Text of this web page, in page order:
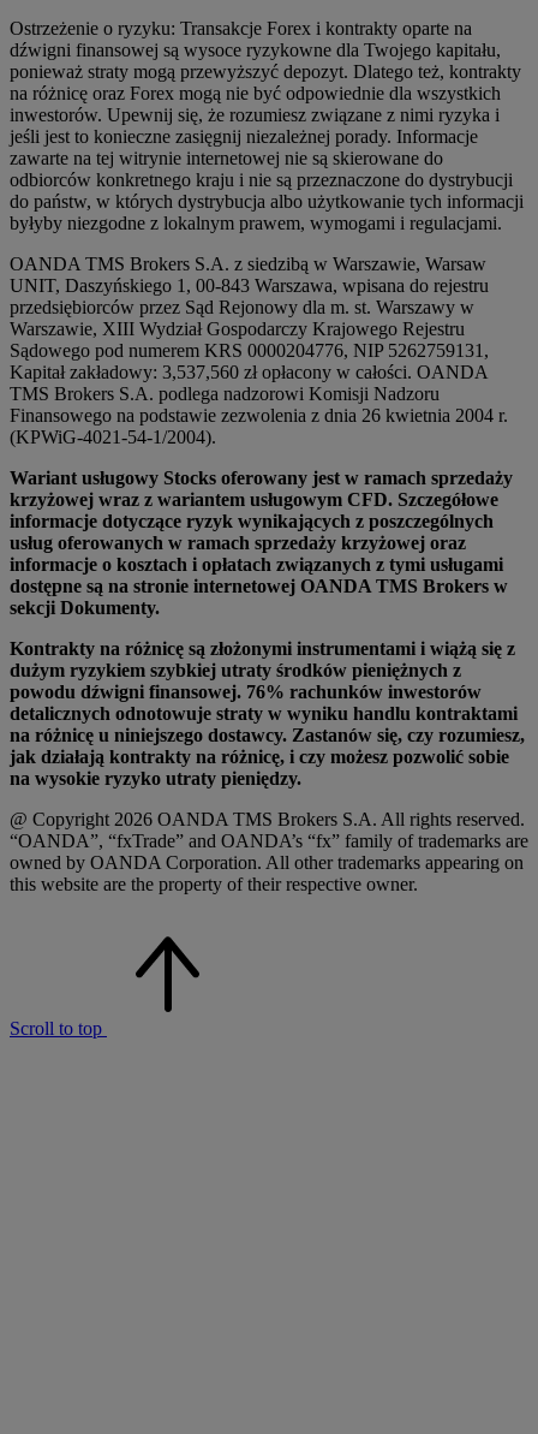
Ostrzeżenie o ryzyku: Transakcje Forex i kontrakty oparte na
dźwigni finansowej są wysoce ryzykowne dla Twojego kapitału,
ponieważ straty mogą przewyższyć depozyt. Dlatego też, kontrakty
na różnicę oraz Forex mogą nie być odpowiednie dla wszystkich
inwestorów. Upewnij się, że rozumiesz związane z nimi ryzyka i
jeśli jest to konieczne zasięgnij niezależnej porady. Informacje
zawarte na tej witrynie internetowej nie są skierowane do
odbiorców konkretnego kraju i nie są przeznaczone do dystrybucji
do państw, w których dystrybucja albo użytkowanie tych informacji
byłyby niezgodne z lokalnym prawem, wymogami i regulacjami.
OANDA TMS Brokers S.A. z siedzibą w Warszawie, Warsaw
UNIT, Daszyńskiego 1, 00-843 Warszawa, wpisana do rejestru
przedsiębiorców przez Sąd Rejonowy dla m. st. Warszawy w
Warszawie, XIII Wydział Gospodarczy Krajowego Rejestru
Sądowego pod numerem KRS 0000204776, NIP 5262759131,
Kapitał zakładowy: 3,537,560 zł opłacony w całości. OANDA
TMS Brokers S.A. podlega nadzorowi Komisji Nadzoru
Finansowego na podstawie zezwolenia z dnia 26 kwietnia 2004 r.
(KPWiG-4021-54-1/2004).
Wariant usługowy Stocks oferowany jest w ramach sprzedaży
krzyżowej wraz z wariantem usługowym CFD. Szczegółowe
informacje dotyczące ryzyk wynikających z poszczególnych
usług oferowanych w ramach sprzedaży krzyżowej oraz
informacje o kosztach i opłatach związanych z tymi usługami
dostępne są na stronie internetowej OANDA TMS Brokers w
sekcji Dokumenty.
Kontrakty na różnicę są złożonymi instrumentami i wiążą się z
dużym ryzykiem szybkiej utraty środków pieniężnych z
powodu dźwigni finansowej. 76% rachunków inwestorów
detalicznych odnotowuje straty w wyniku handlu kontraktami
na różnicę u niniejszego dostawcy. Zastanów się, czy rozumiesz,
jak działają kontrakty na różnicę, i czy możesz pozwolić sobie
na wysokie ryzyko utraty pieniędzy.
@ Copyright 2026 OANDA TMS Brokers S.A. All rights reserved.
“OANDA”, “fxTrade” and OANDA’s “fx” family of trademarks are
owned by OANDA Corporation. All other trademarks appearing on
this website are the property of their respective owner.
Scroll to top